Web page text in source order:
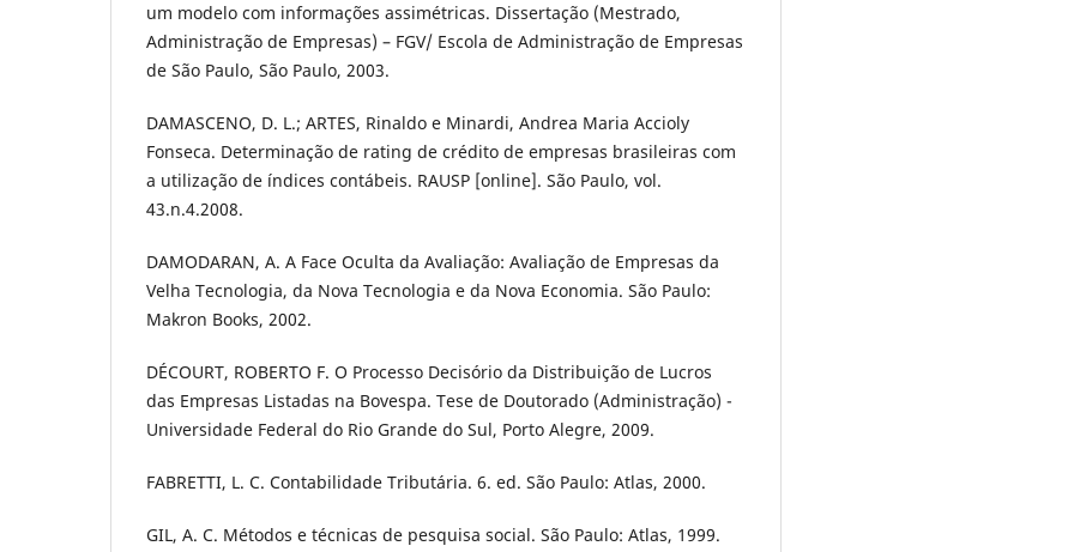
um modelo com informações assimétricas. Dissertação (Mestrado,
Administração de Empresas) – FGV/ Escola de Administração de Empresas
de São Paulo, São Paulo, 2003.
DAMASCENO, D. L.; ARTES, Rinaldo e Minardi, Andrea Maria Accioly
Fonseca. Determinação de rating de crédito de empresas brasileiras com
a utilização de índices contábeis. RAUSP [online]. São Paulo, vol.
43.n.4.2008.
DAMODARAN, A. A Face Oculta da Avaliação: Avaliação de Empresas da
Velha Tecnologia, da Nova Tecnologia e da Nova Economia. São Paulo:
Makron Books, 2002.
DÉCOURT, ROBERTO F. O Processo Decisório da Distribuição de Lucros
das Empresas Listadas na Bovespa. Tese de Doutorado (Administração) -
Universidade Federal do Rio Grande do Sul, Porto Alegre, 2009.
FABRETTI, L. C. Contabilidade Tributária. 6. ed. São Paulo: Atlas, 2000.
GIL, A. C. Métodos e técnicas de pesquisa social. São Paulo: Atlas, 1999.